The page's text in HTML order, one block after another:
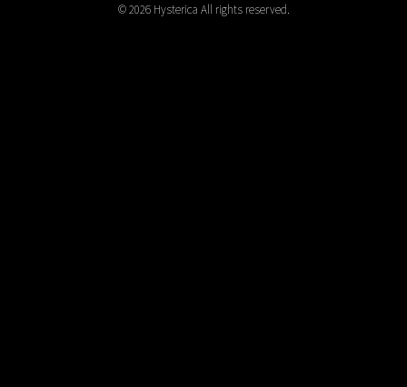
© 2026 Hysterica All rights reserved.